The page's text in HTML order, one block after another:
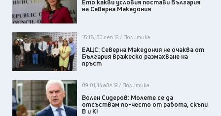
Ето какви условия постави България
на Северна Македония
15:18, 30 сеп 19 / Политика
ЕАЦС: Северна Македония не очаква от
България вражеско размахване на
пръст
09:01, 14 авг 19 / Политика
Волен Сидеров: Молете се да
отсъствам по-често от работа, скъпи
В и К!